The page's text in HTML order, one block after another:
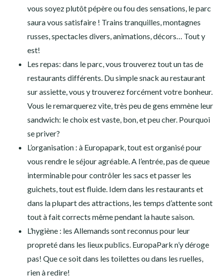
vous soyez plutôt pépère ou fou des sensations, le parc
saura vous satisfaire ! Trains tranquilles, montagnes
russes, spectacles divers, animations, décors… Tout y
est!
Les repas: dans le parc, vous trouverez tout un tas de
restaurants différents. Du simple snack au restaurant
sur assiette, vous y trouverez forcément votre bonheur.
Vous le remarquerez vite, très peu de gens emmène leur
sandwich: le choix est vaste, bon, et peu cher. Pourquoi
se priver?
L’organisation : à Europapark, tout est organisé pour
vous rendre le séjour agréable. A l’entrée, pas de queue
interminable pour contrôler les sacs et passer les
guichets, tout est fluide. Idem dans les restaurants et
dans la plupart des attractions, les temps d’attente sont
tout à fait corrects même pendant la haute saison.
L’hygiène : les Allemands sont reconnus pour leur
propreté dans les lieux publics. EuropaPark n’y déroge
pas! Que ce soit dans les toilettes ou dans les ruelles,
rien à redire!